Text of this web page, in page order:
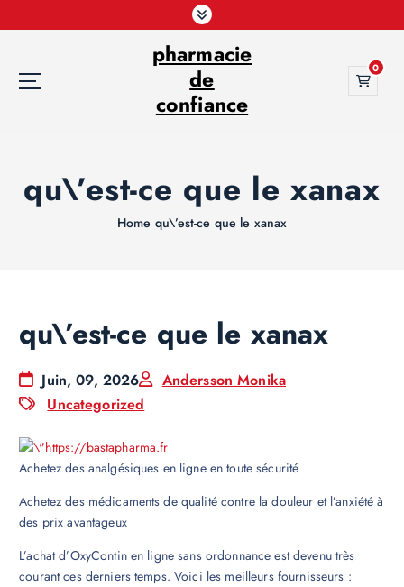
k
pharmacie
de
confiance
0
qu\’est-ce que le xanax
Home qu\’est-ce que le xanax
qu\’est-ce que le xanax
Juin, 09, 2026
Andersson Monika
Uncategorized
Achetez des analgésiques en ligne en toute sécurité
Achetez des médicaments de qualité contre la douleur et l’anxiété à
des prix avantageux
L’achat d’OxyContin en ligne sans ordonnance est devenu très
courant ces derniers temps. Voici les meilleurs fournisseurs :